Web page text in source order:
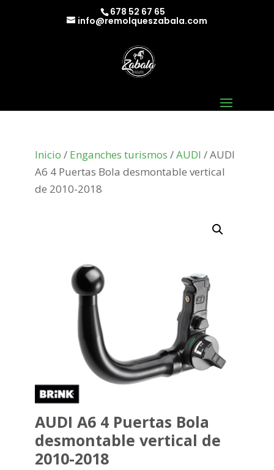
678 52 67 65
info@remolqueszabala.com
Inicio / Enganches turismos /AUDI / AUDI
A6 4 Puertas Bola desmontable vertical
de 2010-2018
AUDI A6 4 Puertas Bola
desmontable vertical de
2010-2018